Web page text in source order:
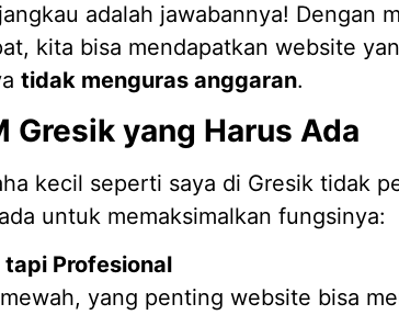
adalah jawabannya! Dengan
kita bisa mendapatkan website
tidak menguras anggaran.
Gresik yang Harus Ada
kecil seperti saya di Gresik tidak
untuk memaksimalkan fungsinya:
tapi Profesional
yang penting website bisa